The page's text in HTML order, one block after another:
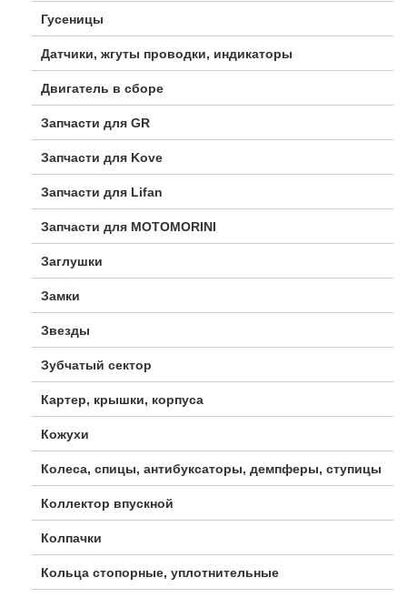
Гусеницы
Датчики, жгуты проводки, индикаторы
Двигатель в сборе
Запчасти для GR
Запчасти для Kove
Запчасти для Lifan
Запчасти для MOTOMORINI
Заглушки
Замки
Звезды
Зубчатый сектор
Картер, крышки, корпуса
Кожухи
Колеса, спицы, антибуксаторы, демпферы, ступицы
Коллектор впускной
Колпачки
Кольца стопорные, уплотнительные